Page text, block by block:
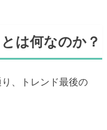
は何なのか？
、トレンド最後の